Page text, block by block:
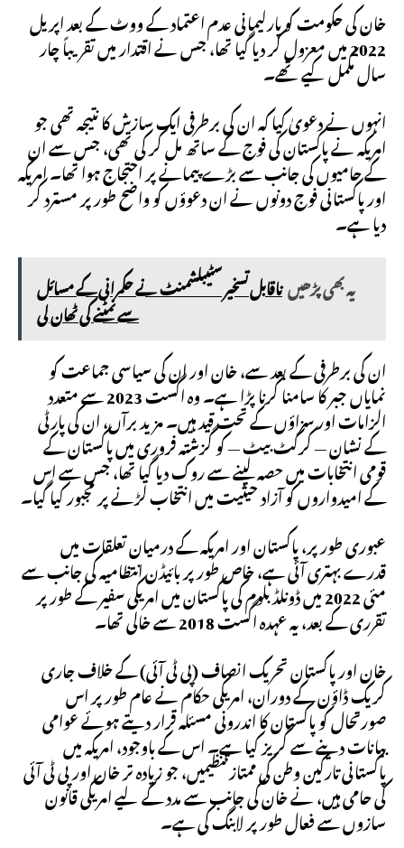
خان کی حکومت کو پارلیمانی عدم اعتماد کے ووٹ کے بعد اپریل
2022 میں معزول کر دیا گیا تھا، جس نے اقتدار میں تقریباً چار
سال مکمل کیے تھے۔
انہوں نے دعویٰ کیا کہ ان کی برطرفی ایک سازش کا نتیجہ تھی جو
امریکہ نے پاکستان کی فوج کے ساتھ مل کر کی تھی، جس سے ان
کے حامیوں کی جانب سے بڑے پیمانے پر احتجاج ہوا تھا۔ امریکہ
اور پاکستانی فوج دونوں نے ان دعوؤں کو واضح طور پر مسترد کر
دیا ہے۔
یہ بھی پڑھیںناقابل تسخیر سٹیبلشمنٹ نے حکمرانی کے مسائل
سے نمٹنے کی ٹھان لی
ان کی برطرفی کے بعد سے، خان اور ان کی سیاسی جماعت کو
نمایاں جبر کا سامنا کرنا پڑا ہے۔ وہ اگست 2023 سے متعدد
الزامات اور سزاؤں کے تحت قید ہیں۔ مزید برآں، ان کی پارٹی
کے نشان — کرکٹ بیٹ — کو گزشتہ فروری میں پاکستان کے
قومی انتخابات میں حصہ لینے سے روک دیا گیا تھا، جس سے اس
کے امیدواروں کو آزاد حیثیت میں انتخاب لڑنے پر مجبور کیا گیا۔
عبوری طور پر، پاکستان اور امریکہ کے درمیان تعلقات میں
قدرے بہتری آئی ہے، خاص طور پر بائیڈن انتظامیہ کی جانب سے
مئی 2022 میں ڈونلڈ بلوم کی پاکستان میں امریکی سفیر کے طور پر
تقرری کے بعد، یہ عہدہ اگست 2018 سے خالی تھا۔
خان اور پاکستان تحریک انصاف (پی ٹی آئی) کے خلاف جاری
کریک ڈاؤن کے دوران، امریکی حکام نے عام طور پر اس
صورتحال کو پاکستان کا اندرونی مسئلہ قرار دیتے ہوئے عوامی
بیانات دینے سے گریز کیا ہے۔ اس کے باوجود، امریکہ میں
پاکستانی تارکین وطن کی ممتاز تنظیمیں، جو زیادہ تر خان اور پی ٹی آئی
کی حامی ہیں، نے خان کی جانب سے مدد کے لیے امریکی قانون
سازوں سے فعال طور پر لابنگ کی ہے۔